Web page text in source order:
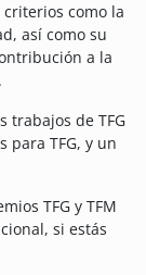
como la
así como su
a la
trabajos de TFG
para TFG, y un
TFG y TFM
si estás